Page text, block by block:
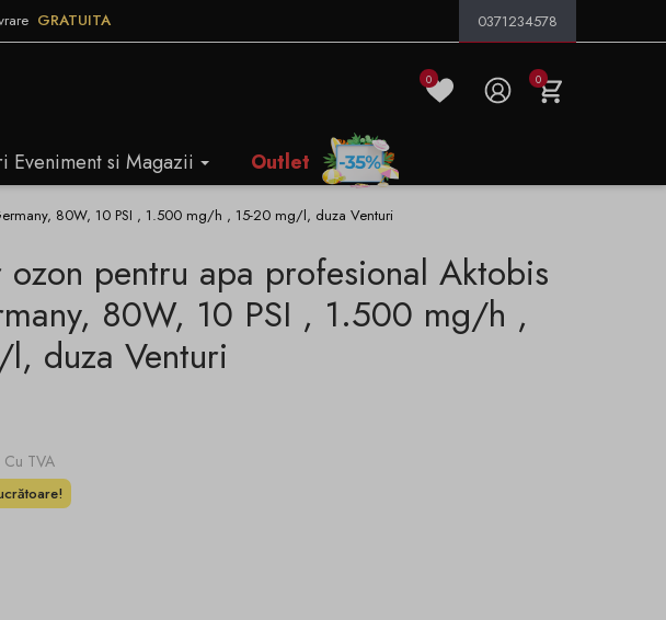
GRATUITA 0371234578
0 0
Eveniment si Magazii Outlet
80W, 10 PSI , 1.500 mg/h , 15-20 mg/l, duza Venturi
ozon pentru apa profesional Aktobis
80W, 10 PSI , 1.500 mg/h ,
duza Venturi
Cu TVA